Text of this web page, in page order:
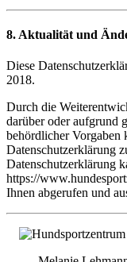
8. Aktualität und
Diese
2018.
Durch die
darüber oder aufgrund
behördlicher Vorgaben
Datenschutzerklärung
Datenschutzerklärung
https://
Ihnen abgerufen und